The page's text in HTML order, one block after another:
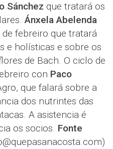
Sánchez que tratará os
Ánxela Abelenda
febreiro que tratará
e holísticas e sobre os
de Bach. O ciclo de
con Paco
que falará sobre a
dos nutrintes das
A asistencia é
os socios. Fonte